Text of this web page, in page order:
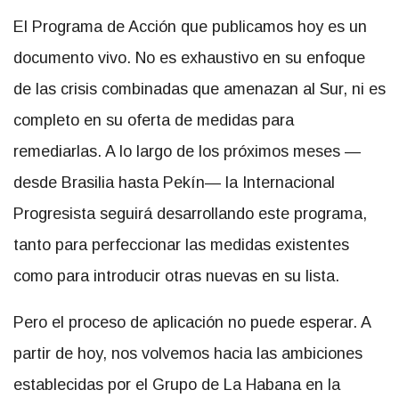
El Programa de Acción que publicamos hoy es un
documento vivo. No es exhaustivo en su enfoque
de las crisis combinadas que amenazan al Sur, ni es
completo en su oferta de medidas para
remediarlas. A lo largo de los próximos meses —
desde Brasilia hasta Pekín— la Internacional
Progresista seguirá desarrollando este programa,
tanto para perfeccionar las medidas existentes
como para introducir otras nuevas en su lista.
Pero el proceso de aplicación no puede esperar. A
partir de hoy, nos volvemos hacia las ambiciones
establecidas por el Grupo de La Habana en la